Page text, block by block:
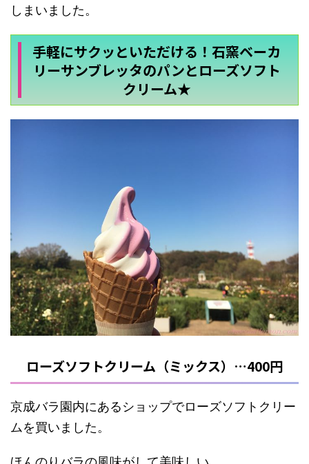
しまいました。
手軽にサクッといただける！石窯ベーカ
リーサンブレッタのパンとローズソフト
クリーム★
ローズソフトクリーム（ミックス）…400円
京成バラ園内にあるショップでローズソフトクリー
ムを買いました。